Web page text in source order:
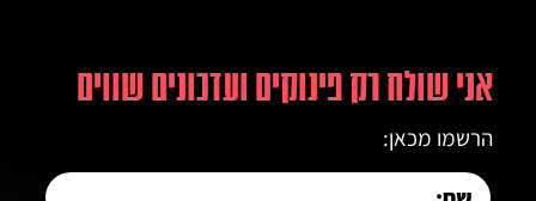
אני שולח רק פינוקים ועדכונים שווים
הרשמו מכאן: